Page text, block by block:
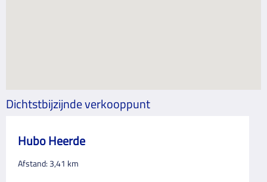
Dichtstbijzijnde verkooppunt
Hubo Heerde
Afstand: 3,41 km